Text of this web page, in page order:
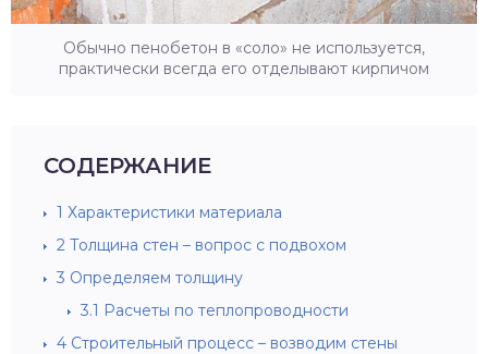
Обычно пенобетон в «соло» не используется,
практически всегда его отделывают кирпичом
СОДЕРЖАНИЕ
1 Характеристики материала
2 Толщина стен – вопрос с подвохом
3 Определяем толщину
3.1 Расчеты по теплопроводности
4 Строительный процесс – возводим стены